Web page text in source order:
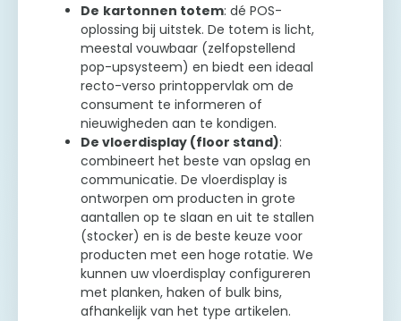
De kartonnen totem: dé POS-
oplossing bij uitstek. De totem is licht,
meestal vouwbaar (zelfopstellend
pop-upsysteem) en biedt een ideaal
recto-verso printoppervlak om de
consument te informeren of
nieuwigheden aan te kondigen.
De vloerdisplay (floor stand):
combineert het beste van opslag en
communicatie. De vloerdisplay is
ontworpen om producten in grote
aantallen op te slaan en uit te stallen
(stocker) en is de beste keuze voor
producten met een hoge rotatie. We
kunnen uw vloerdisplay configureren
met planken, haken of bulk bins,
afhankelijk van het type artikelen.